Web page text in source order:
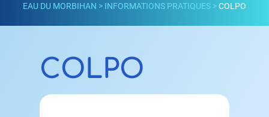
EAU DU MORBIHAN > INFORMATIONS PRATIQUES > COLPO
COLPO